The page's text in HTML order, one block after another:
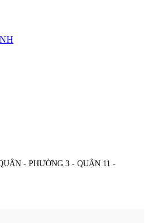
- PHƯỜNG 3 - QUẬN 11 -